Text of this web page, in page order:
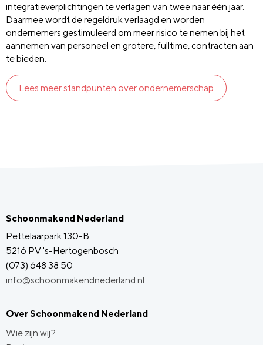
integratieverplichtingen te verlagen van twee naar één jaar.
Daarmee wordt de regeldruk verlaagd en worden
ondernemers gestimuleerd om meer risico te nemen bij het
aannemen van personeel en grotere, fulltime, contracten aan
te bieden.
Lees meer standpunten over ondernemerschap
Schoonmakend Nederland
Pettelaarpark 130-B
5216 PV 's-Hertogenbosch
(073) 648 38 50
info@schoonmakendnederland.nl
Over Schoonmakend Nederland
Wie zijn wij?